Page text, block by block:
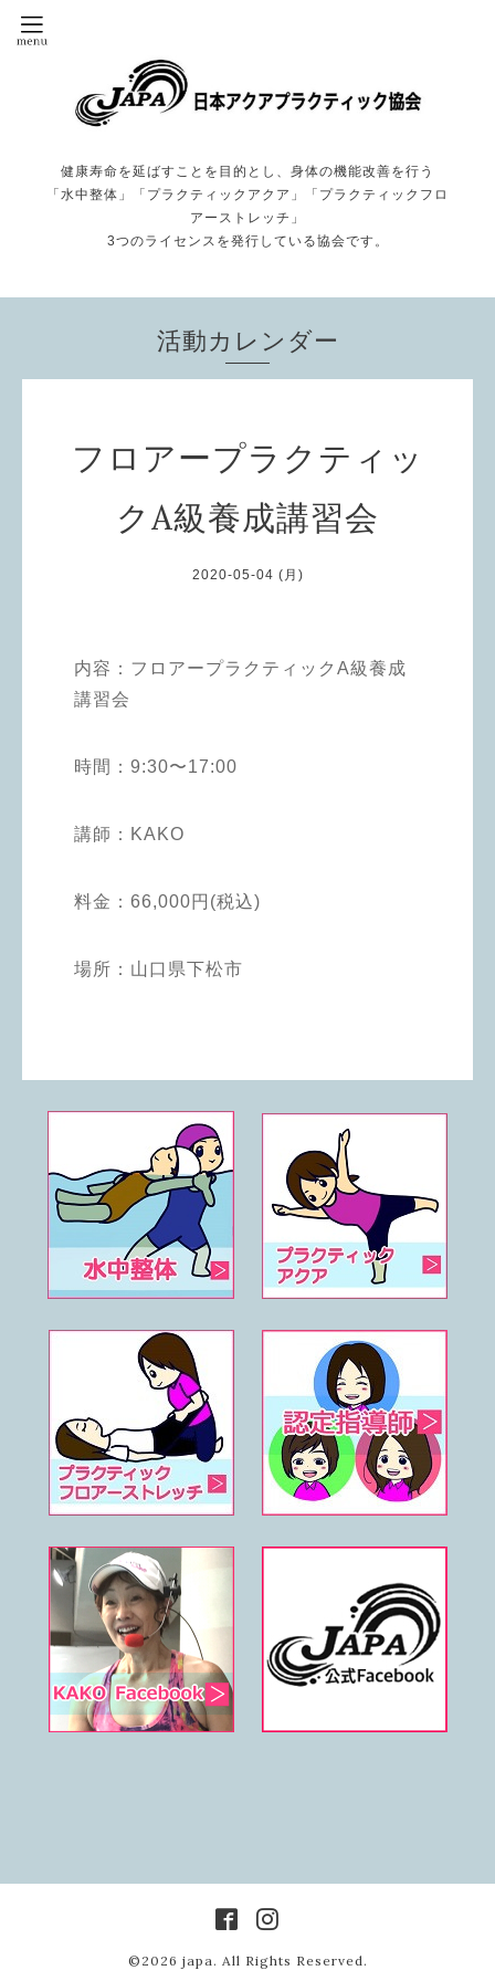
健康寿命を延ばすことを目的とし、身体の機能改善を行う
「水中整体」「プラクティックアクア」「プラクティックフロ
アーストレッチ」
3つのライセンスを発行している協会です。
活動カレンダー
フロアープラクティッ
クA級養成講習会
2020-05-04 (月)
内容： フロアープラクティックA級養成
講習会
時間：9:30〜17:00
講師： KAKO
料金：66,000円(税込)
場所： 山口県下松市
©2026 japa . All Rights Reserved.